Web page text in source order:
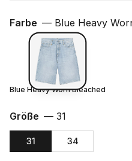
Farbe — Blue Heavy
Blue Heavy Worn Bleached
Größe — 31
31 34